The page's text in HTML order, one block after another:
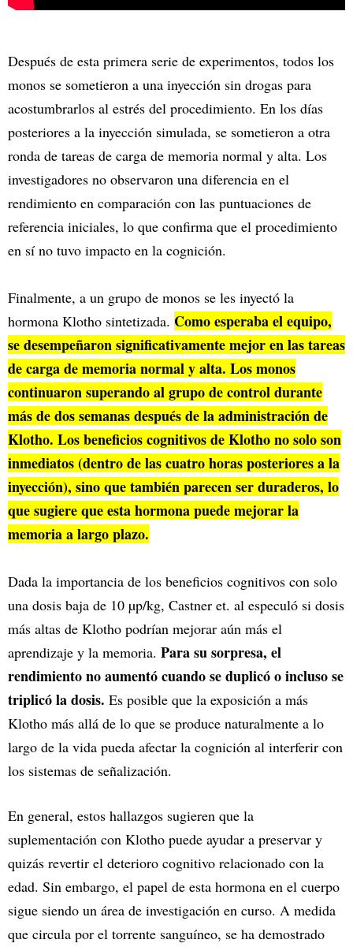
Después de esta primera serie de experimentos, todos los
monos se sometieron a una inyección sin drogas para
acostumbrarlos al estrés del procedimiento. En los días
posteriores a la inyección simulada, se sometieron a otra
ronda de tareas de carga de memoria normal y alta. Los
investigadores no observaron una diferencia en el
rendimiento en comparación con las puntuaciones de
referencia iniciales, lo que confirma que el procedimiento
en sí no tuvo impacto en la cognición.
Finalmente, a un grupo de monos se les inyectó la
hormona Klotho sintetizada. Como esperaba el equipo,
se desempeñaron significativamente mejor en las tareas
de carga de memoria normal y alta. Los monos
continuaron superando al grupo de control durante
más de dos semanas después de la administración de
Klotho. Los beneficios cognitivos de Klotho no solo son
inmediatos (dentro de las cuatro horas posteriores a la
inyección), sino que también parecen ser duraderos, lo
que sugiere que esta hormona puede mejorar la
memoria a largo plazo.
Dada la importancia de los beneficios cognitivos con solo
una dosis baja de 10 µp/kg, Castner et. al especuló si dosis
más altas de Klotho podrían mejorar aún más el
aprendizaje y la memoria. Para su sorpresa, el
rendimiento no aumentó cuando se duplicó o incluso se
triplicó la dosis. Es posible que la exposición a más
Klotho más allá de lo que se produce naturalmente a lo
largo de la vida pueda afectar la cognición al interferir con
los sistemas de señalización.
En general, estos hallazgos sugieren que la
suplementación con Klotho puede ayudar a preservar y
quizás revertir el deterioro cognitivo relacionado con la
edad. Sin embargo, el papel de esta hormona en el cuerpo
sigue siendo un área de investigación en curso. A medida
que circula por el torrente sanguíneo, se ha demostrado